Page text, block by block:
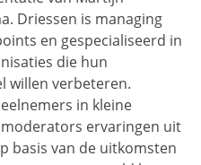
Driessen is managing
en gespecialiseerd in
die hun
willen verbeteren.
in kleine
ervaringen uit
basis van de uitkomsten